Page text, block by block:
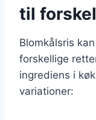
til
Blomkålsris
forskellige
ingrediens i
variationer: